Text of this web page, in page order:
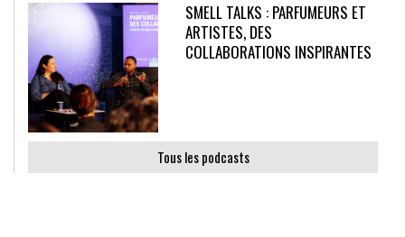
SMELL TALKS : PARFUMEURS ET
ARTISTES, DES
COLLABORATIONS INSPIRANTES
Tous les podcasts